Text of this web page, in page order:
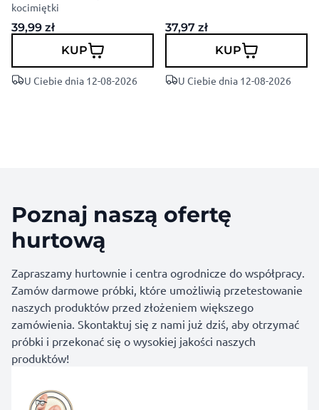
kocimiętki
39,99 zł
KUP
U Ciebie dnia 12-08-2026
37,97 zł
KUP
U Ciebie dnia 12-08-2026
Poznaj naszą ofertę
hurtową
Zapraszamy hurtownie i centra ogrodnicze do współpracy.
Zamów darmowe próbki, które umożliwią przetestowanie
naszych produktów przed złożeniem większego
zamówienia. Skontaktuj się z nami już dziś, aby otrzymać
próbki i przekonać się o wysokiej jakości naszych
produktów!